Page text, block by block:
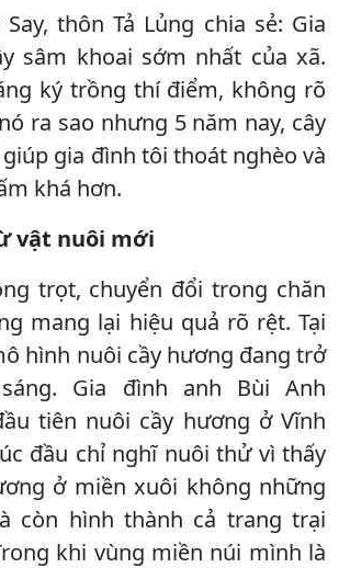
thôn Tả Lủng chia sẻ: Gia
sâm khoai sớm nhất của xã.
ký trồng thí điểm, không rõ
ra sao nhưng 5 năm nay, cây
gia đình tôi thoát nghèo và
khá hơn.
vật nuôi mới
trọt, chuyển đổi trong chăn
mang lại hiệu quả rõ rệt. Tại
hình nuôi cầy hương đang trở
Gia đình anh Bùi Anh
tiên nuôi cầy hương ở Vĩnh
đầu chỉ nghĩ nuôi thử vì thấy
ở miền xuôi không những
còn hình thành cả trang trại
khi vùng miền núi mình là